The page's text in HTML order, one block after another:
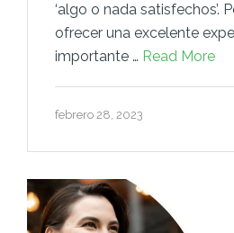
‘algo o nada satisfechos’.
ofrecer una excelente
importante … Read More
febrero 28, 2023